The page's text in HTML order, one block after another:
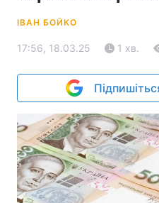
ІВАН БОЙКО
17:56, 18.03.25 1 хв.